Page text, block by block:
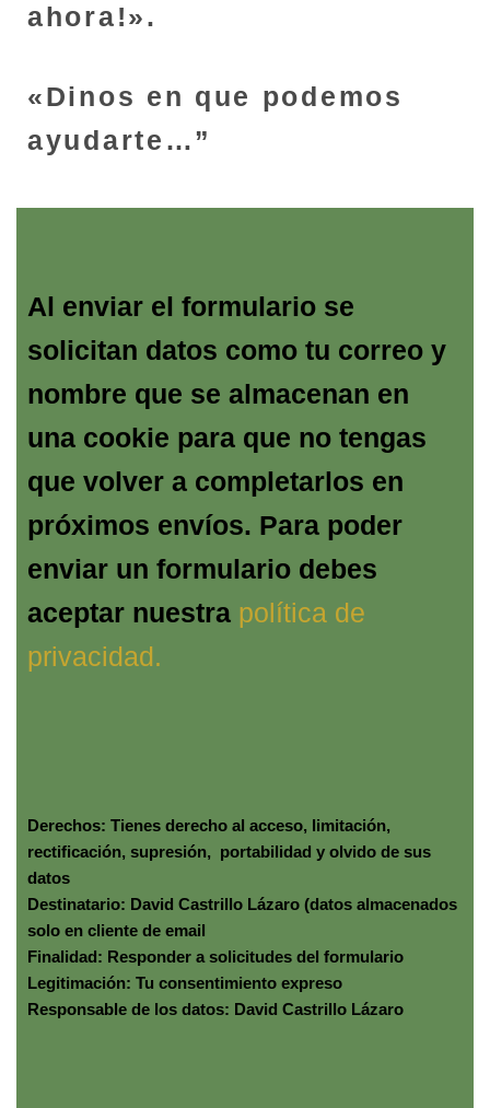
ahora!».
«Dinos en que podemos
ayudarte…”
Al enviar el formulario se
solicitan datos como tu correo y
nombre que se almacenan en
una cookie para que no tengas
que volver a completarlos en
próximos envíos. Para poder
enviar un formulario debes
aceptar nuestra política de
privacidad.
Derechos: Tienes derecho al acceso, limitación,
rectificación, supresión, portabilidad y olvido de sus
datos
Destinatario: David Castrillo Lázaro (datos almacenados
solo en cliente de email
Finalidad: Responder a solicitudes del formulario
Legitimación: Tu consentimiento expreso
Responsable de los datos: David Castrillo Lázaro